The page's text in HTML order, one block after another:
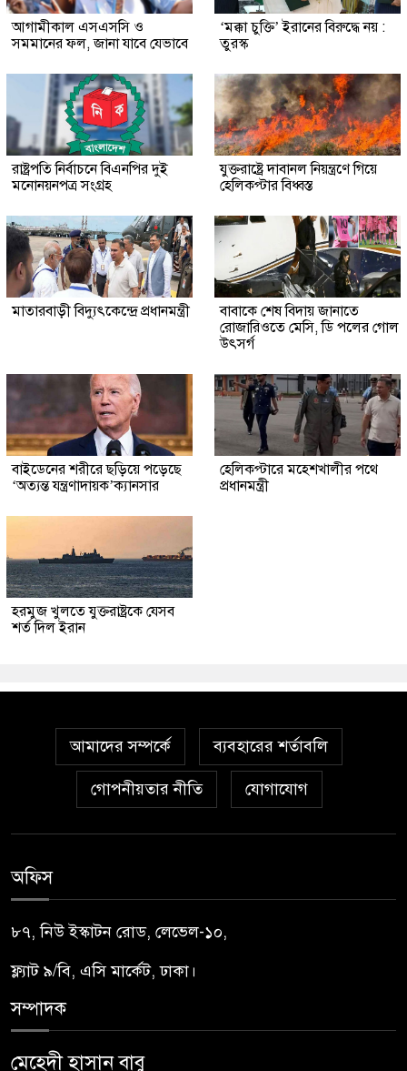
আগামীকাল এসএসসি ও
সমমানের ফল, জানা যাবে যেভাবে
‘মক্কা চুক্তি’ ইরানের বিরুদ্ধে নয় :
তুরস্ক
রাষ্ট্রপতি নির্বাচনে বিএনপির দুই
মনোনয়নপত্র সংগ্রহ
যুক্তরাষ্ট্রে দাবানল নিয়ন্ত্রণে গিয়ে
হেলিকপ্টার বিধ্বস্ত
মাতারবাড়ী বিদ্যুৎকেন্দ্রে প্রধানমন্ত্রী
বাবাকে শেষ বিদায় জানাতে
রোজারিওতে মেসি, ডি পলের গোল
উৎসর্গ
বাইডেনের শরীরে ছড়িয়ে পড়েছে
‘অত্যন্ত যন্ত্রণাদায়ক’ক্যানসার
হেলিকপ্টারে মহেশখালীর পথে
প্রধানমন্ত্রী
হরমুজ খুলতে যুক্তরাষ্ট্রকে যেসব
শর্ত দিল ইরান
আমাদের সম্পর্কে ব্যবহারের শর্তাবলি
গোপনীয়তার নীতি যোগাযোগ
অফিস
৮৭, নিউ ইস্কাটন রোড, লেভেল-১০,
ফ্ল্যাট ৯/বি, এসি মার্কেট, ঢাকা।
সম্পাদক
মেহেদী হাসান বাবু